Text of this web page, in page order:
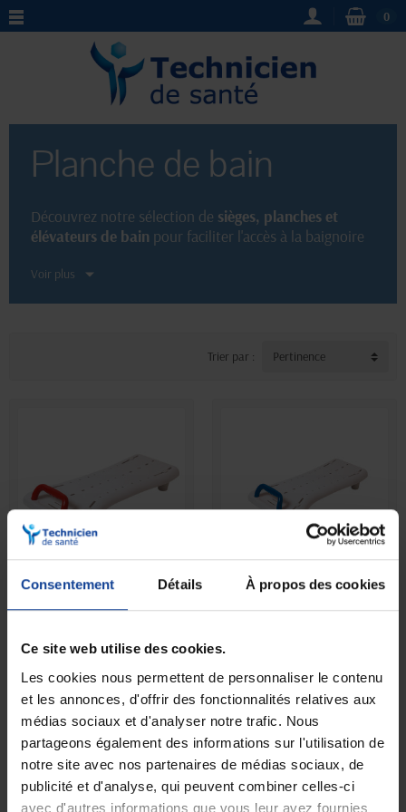
Consentement Détails À propos des cookies
Ce site web utilise des cookies.
Les cookies nous permettent de personnaliser le contenu
et les annonces, d'offrir des fonctionnalités relatives aux
médias sociaux et d'analyser notre trafic. Nous
partageons également des informations sur l'utilisation de
notre site avec nos partenaires de médias sociaux, de
publicité et d'analyse, qui peuvent combiner celles-ci
avec d'autres informations que vous leur avez fournies
0
Planche de bain
Découvrez notre sélection de sièges, planches et
élévateurs de bain pour faciliter l'accès à la baignoire
ergonomique et robuste répondra à vos besoins
Voir plus
Trier par : Pertinence
EN STOCK
Planche de bain Benny
32,90 €
EN STOCK
Planche de bain Benny XL
37,90 €